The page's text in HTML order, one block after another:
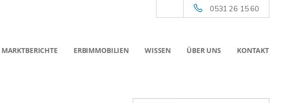
0531 26 15 60
MARKTBERICHTE ERBIMMOBILIEN WISSEN ÜBER UNS KONTAKT